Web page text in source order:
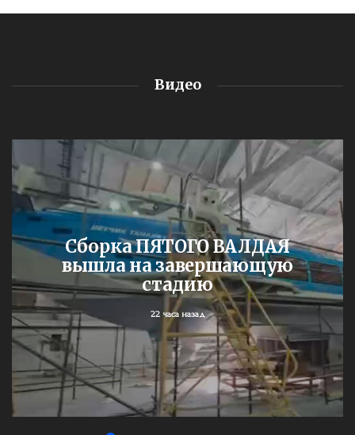
Видео
Сборка ПЯТОГО ВАЛДАЯ
вышла на завершающую
стадию
22 часа назад